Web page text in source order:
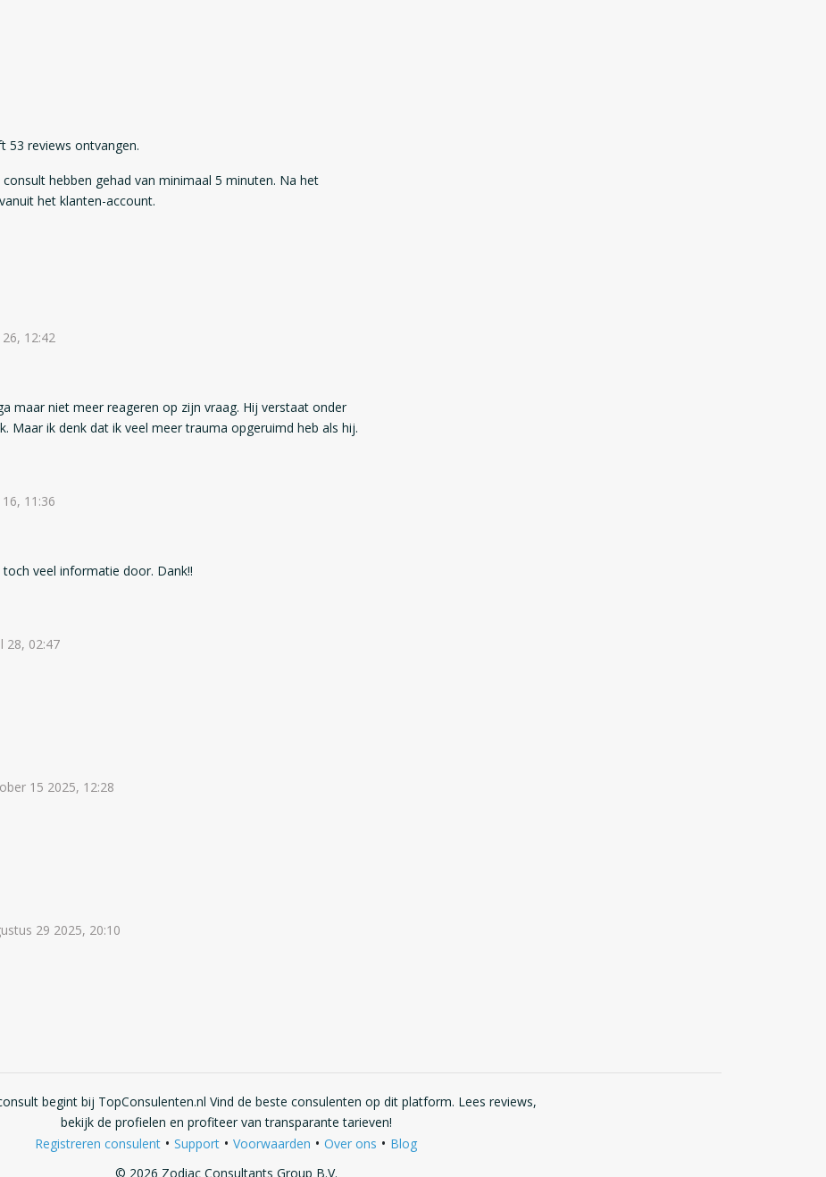
53 reviews ontvangen.
hebben gehad van minimaal 5 minuten. Na het
het klanten-account.
12:42
maar niet meer reageren op zijn vraag. Hij verstaat onder
Maar ik denk dat ik veel meer trauma opgeruimd heb als hij.
11:36
veel informatie door. Dank!!
28, 02:47
15 2025, 12:28
29 2025, 20:10
begint bij TopConsulenten.nl Vind de beste consulenten op dit platform. Lees reviews,
bekijk de profielen en profiteer van transparante tarieven!
Registreren consulent • Support • Voorwaarden • Over ons • Blog
© 2026 Zodiac Consultants Group B.V.